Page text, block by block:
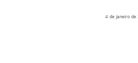
4 de janeiro de